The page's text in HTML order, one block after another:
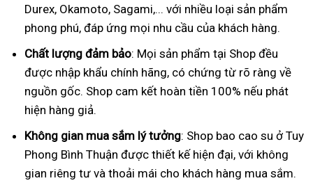
Durex, Okamoto, Sagami,... với nhiều loại sản phẩm
phong phú, đáp ứng mọi nhu cầu của khách hàng.
Chất lượng đảm bảo: Mọi sản phẩm tại Shop đều
được nhập khẩu chính hãng, có chứng từ rõ ràng về
nguồn gốc. Shop cam kết hoàn tiền 100% nếu phát
hiện hàng giả.
Không gian mua sắm lý tưởng: Shop bao cao su ở Tuy
Phong Bình Thuận được thiết kế hiện đại, với không
gian riêng tư và thoải mái cho khách hàng mua sắm.